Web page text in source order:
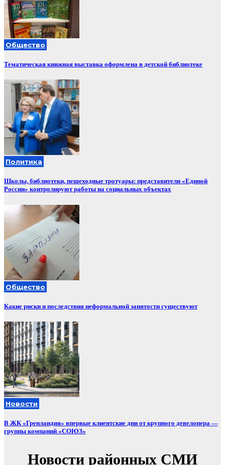
Общество
Тематическая книжная выставка оформлена в детской библиотеке
Политика
Школы, библиотеки, пешеходные тротуары: представители «Единой
России» контролируют работы на социальных объектах
Общество
Какие риски и последствия неформальной занятости существуют
Новости
В ЖК «Гренландия» впервые клиентские дни от крупного девелопера —
группы компаний «СОЮЗ»